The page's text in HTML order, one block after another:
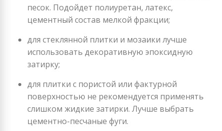
песок. Подойдет полиуретан, латекс,
цементный состав мелкой фракции;
для стеклянной плитки и мозаики лучше
использовать декоративную эпоксидную
затирку;
для плитки с пористой или фактурной
поверхностью не рекомендуется применять
слишком жидкие затирки. Лучше выбрать
цементно-песчаные фуги.